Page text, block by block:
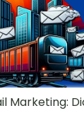
Marketing: